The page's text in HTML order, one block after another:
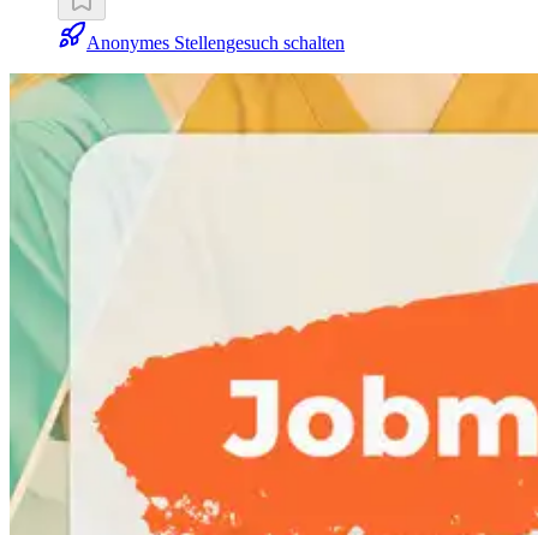
Anonymes Stellengesuch schalten